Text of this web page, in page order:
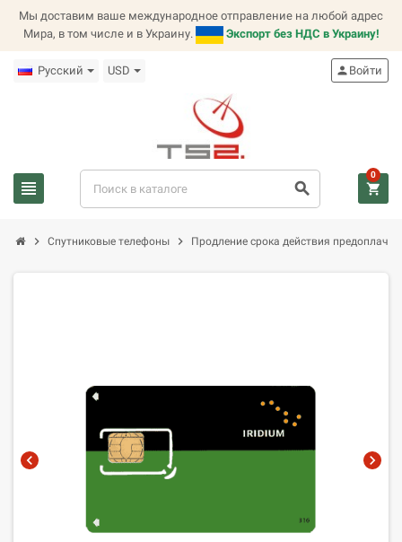
Мы доставим ваше международное отправление на любой адрес
Мира, в том числе и в Украину.
Экспорт без НДС в Украину!
Русский USD
view_headline search
person Войти
shopping_cart
0
chevron_right Спутниковые телефоны chevron_right Продление срока действия
chevron_left chevron_right